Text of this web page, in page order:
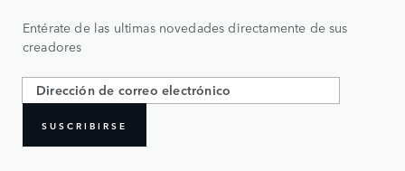
Entérate de las ultimas novedades directamente de sus
creadores
SUSCRIBIRSE